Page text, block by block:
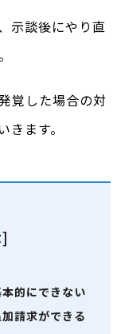
示談後にやり直
覚した場合の対
ます。
]
的にできない
請求ができる